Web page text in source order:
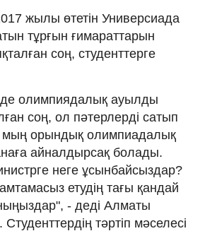
жылы өтетін Универсиада
тұрғын ғимараттарын
соң, студенттерге
олимпиядалық ауылды
соң, ол пәтерлерді сатып
мың орындық олимпиадалық
айналдырсақ болады.
неге ұсынбайсыздар?
етудің тағы қандай
- деді Алматы
тәртіп мәселесі